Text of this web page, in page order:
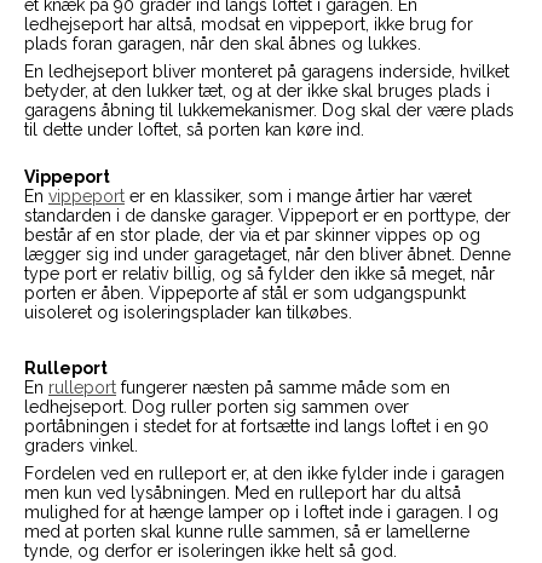
et knæk på 90 grader ind langs loftet i garagen. En
ledhejseport har altså, modsat en vippeport, ikke brug for
plads foran garagen, når den skal åbnes og lukkes.
En ledhejseport bliver monteret på garagens inderside, hvilket
betyder, at den lukker tæt, og at der ikke skal bruges plads i
garagens åbning til lukkemekanismer. Dog skal der være plads
til dette under loftet, så porten kan køre ind.
Vippeport
En vippeport er en klassiker, som i mange årtier har været
standarden i de danske garager. Vippeport er en porttype, der
består af en stor plade, der via et par skinner vippes op og
lægger sig ind under garagetaget, når den bliver åbnet. Denne
type port er relativ billig, og så fylder den ikke så meget, når
porten er åben. Vippeporte af stål er som udgangspunkt
uisoleret og isoleringsplader kan tilkøbes.
Rulleport
En rulleport fungerer næsten på samme måde som en
ledhejseport. Dog ruller porten sig sammen over
portåbningen i stedet for at fortsætte ind langs loftet i en 90
graders vinkel.
Fordelen ved en rulleport er, at den ikke fylder inde i garagen
men kun ved lysåbningen. Med en rulleport har du altså
mulighed for at hænge lamper op i loftet inde i garagen. I og
med at porten skal kunne rulle sammen, så er lamellerne
tynde, og derfor er isoleringen ikke helt så god.